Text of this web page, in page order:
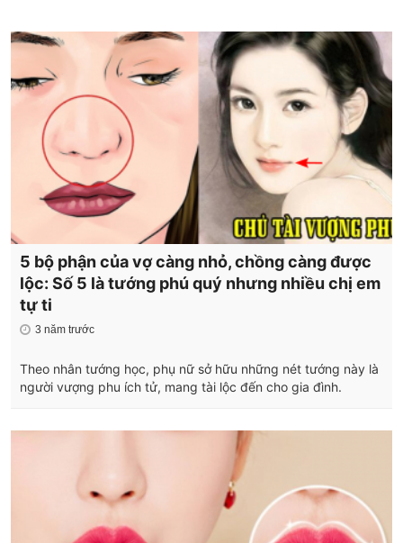
5 bộ phận của vợ càng nhỏ, chồng càng được
lộc: Số 5 là tướng phú quý nhưng nhiều chị em
tự ti
3 năm trước
Theo nhân tướng học, phụ nữ sở hữu những nét tướng này là
người vượng phu ích tử, mang tài lộc đến cho gia đình.